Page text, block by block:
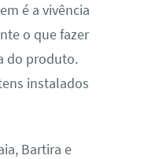
é a vivência
o que fazer
do produto.
instalados
Bartira e